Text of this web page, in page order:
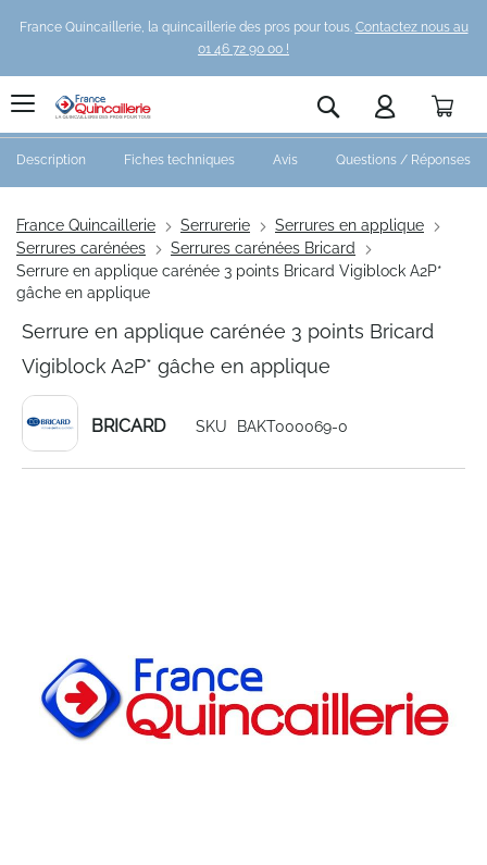
France Quincaillerie, la quincaillerie des pros pour tous. Contactez nous au
01 46 72 90 00 !
Rechercher
France Quincaillerie Serrurerie
Serrures en applique
Serrures carénées
Serrures carénées Bricard
Serrure en applique carénée 3 points Bricard Vigiblock A2P*
gâche en applique
Serrure en applique carénée 3 points Bricard
Vigiblock A2P* gâche en applique
BRICARD SKU BAKT000069-0
Description Fiches techniques Avis Questions / Réponses